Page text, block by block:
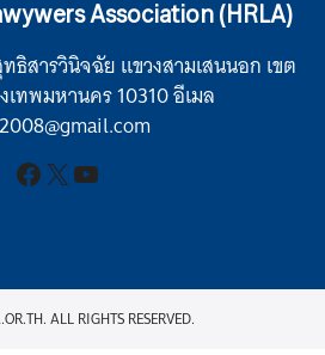
Association (HRLA)
สารวินิจฉัย แขวงสามเสนนอก เขต
เทพมหานคร 10310 อีเมล
Facebook
X YouTube
ALL RIGHTS RESERVED.